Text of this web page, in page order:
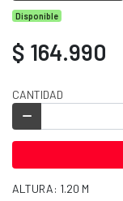
Disponible
$ 164.990
CANTIDAD
ALTURA: 1.20 M